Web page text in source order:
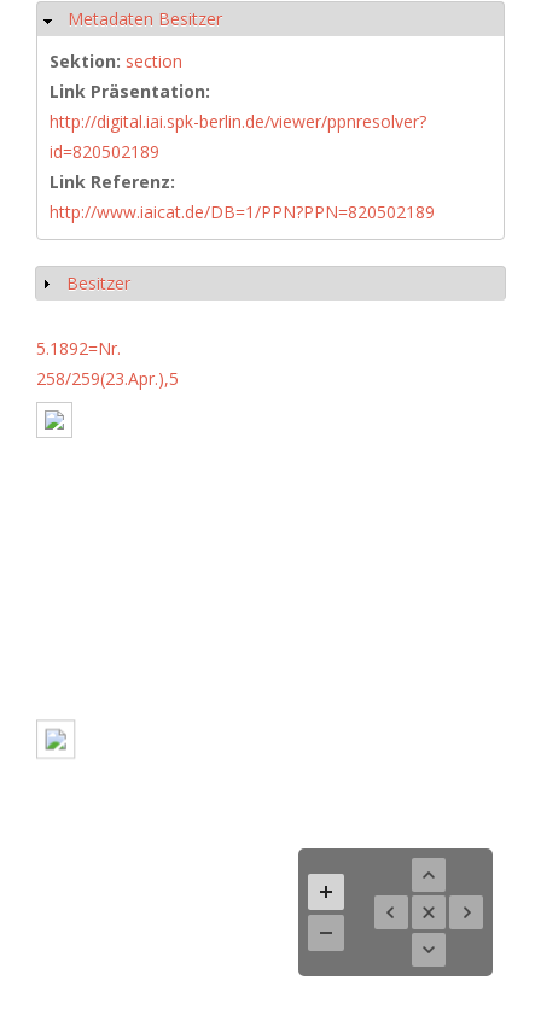
Hide
Metadaten Besitzer
Sektion: section
Link Präsentation:
http://digital.iai.spk-berlin.de/viewer/ppnresolver?
id=820502189
Link Referenz:
http://www.iaicat.de/DB=1/PPN?PPN=820502189
Show
Besitzer
5.1892=Nr.
258/259(23.Apr.),5